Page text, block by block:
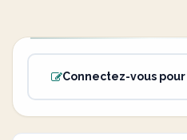
Connectez-vous